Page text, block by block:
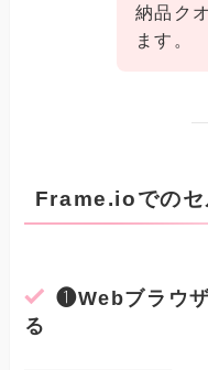
納品ク
ます。
Frame.ioでのセ
❶Webブラウ
る